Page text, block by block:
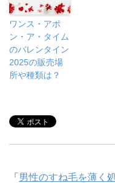
ワンス・アポ
ン・ア・タイム
のバレンタイン
2025の販売場
所や種類は？
「 男性のすね毛を薄く